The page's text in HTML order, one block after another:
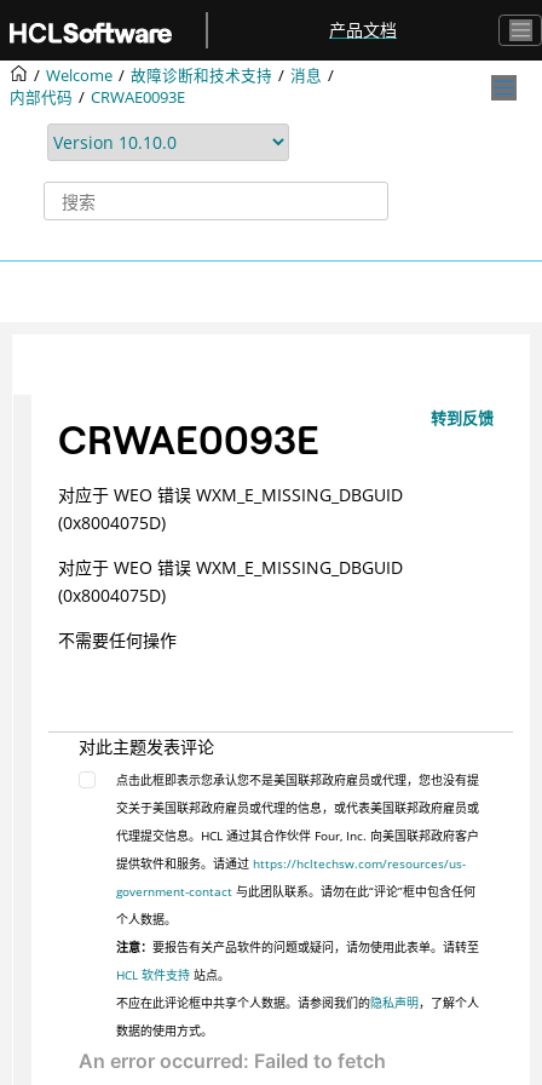
产品文档
Welcome 故障诊断和技术支持
消息
内部代码
CRWAE0093E
转到反馈
CRWAE0093E
对应于 WEO 错误 WXM_E_MISSING_DBGUID
(0x8004075D)
对应于 WEO 错误 WXM_E_MISSING_DBGUID
(0x8004075D)
不需要任何操作
对此主题发表评论
点击此框即表示您承认您不是美国联邦政府雇员或代理，您也没有提
交关于美国联邦政府雇员或代理的信息，或代表美国联邦政府雇员或
代理提交信息。HCL 通过其合作伙伴 Four, Inc. 向美国联邦政府客户
提供软件和服务。请通过 https://hcltechsw.com/resources/us-
government-contact与此团队联系。请勿在此“评论”框中包含任何
个人数据。
注意： 要报告有关产品软件的问题或疑问，请勿使用此表单。请转至
HCL 软件支持站点。
不应在此评论框中共享个人数据。请参阅我们的隐私声明，了解个人
数据的使用方式。